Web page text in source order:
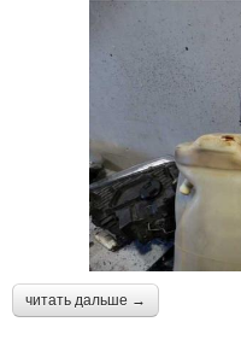
читать дальше →